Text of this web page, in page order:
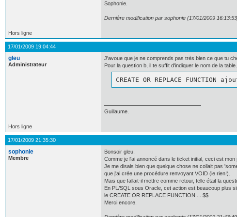
Sophonie.
Dernière modification par sophonie (17/01/2009
Hors ligne
17/01/2009 19:04:44
gleu
Administrateur
J'avoue que je ne comprends pas très bien ce que tu
Pour la question b, il te suffit d'indiquer le nom de la
CREATE OR REPLACE
Guillaume.
Hors ligne
17/01/2009 21:35:30
sophonie
Membre
Bonsoir gleu,
Comme je l'ai annoncé dans le ticket initial, ceci est mon
Je me disais bien que quelque chose ne collait pas
que j'ai crée une procédure renvoyant VOID (ie rien!).
Mais que fallait-il mettre comme retour, telle était la
En PL/SQL sous Oracle, cet action est beaucoup plus
le CREATE OR REPLACE FUNCTION ... $$
Merci encore.